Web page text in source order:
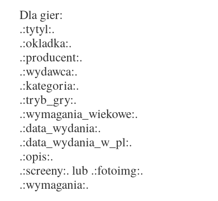
Dla gier:
.:tytyl:.
.:okladka:.
.:producent:.
.:wydawca:.
.:kategoria:.
.:tryb_gry:.
.:wymagania_wiekowe:.
.:data_wydania:.
.:data_wydania_w_pl:.
.:opis:.
.:screeny:. lub .:fotoimg:.
.:wymagania:.